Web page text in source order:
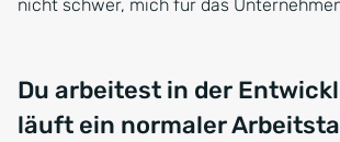
nicht schwer, mich für das
Du arbeitest in der
läuft ein normaler